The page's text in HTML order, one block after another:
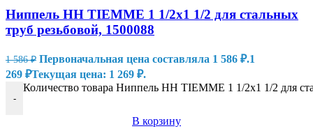
Ниппель HH TIEMME 1 1/2х1 1/2 для стальных
труб резьбовой, 1500088
1 586₽ Первоначальная цена составляла 1 586 ₽.1
269 ₽Текущая цена: 1 269 ₽.
-
Количество товара Ниппель HH TIEMME 1 1/2х1 1/2 для
В корзину